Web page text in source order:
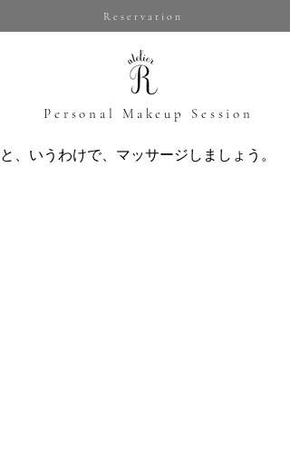
Reservation
​Personal Makeup Session
と、いうわけで、マッサージしましょう。